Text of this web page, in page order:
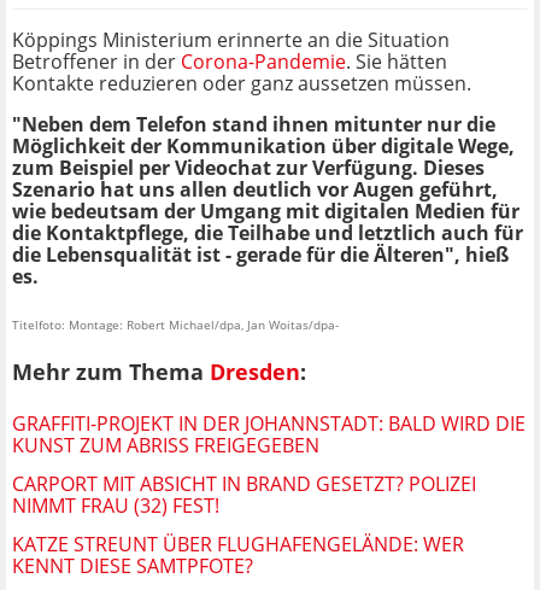
Köppings Ministerium erinnerte an die Situation
Betroffener in der Corona-Pandemie. Sie hätten
Kontakte reduzieren oder ganz aussetzen müssen.
"Neben dem Telefon stand ihnen mitunter nur die
Möglichkeit der Kommunikation über digitale Wege,
zum Beispiel per Videochat zur Verfügung. Dieses
Szenario hat uns allen deutlich vor Augen geführt,
wie bedeutsam der Umgang mit digitalen Medien für
die Kontaktpflege, die Teilhabe und letztlich auch für
die Lebensqualität ist - gerade für die Älteren", hieß
es.
Titelfoto: Montage: Robert Michael/dpa, Jan Woitas/dpa-
Mehr zum Thema Dresden:
GRAFFITI-PROJEKT IN DER JOHANNSTADT: BALD WIRD DIE
KUNST ZUM ABRISS FREIGEGEBEN
CARPORT MIT ABSICHT IN BRAND GESETZT? POLIZEI
NIMMT FRAU (32) FEST!
KATZE STREUNT ÜBER FLUGHAFENGELÄNDE: WER
KENNT DIESE SAMTPFOTE?